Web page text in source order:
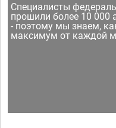
Специалисты
прошили более 10 000
- поэтому мы знаем,
максимум от каждой